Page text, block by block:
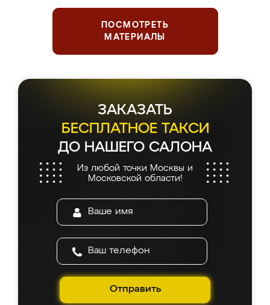
ПОСМОТРЕТЬ
МАТЕРИАЛЫ
ЗАКАЗАТЬ
БЕСПЛАТНОЕ ТАКСИ
ДО НАШЕГО САЛОНА
Из любой точки Москвы и
Московской области!
Отправить